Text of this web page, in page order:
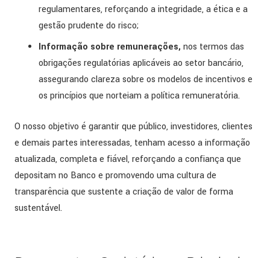
regulamentares, reforçando a integridade, a ética e a
gestão prudente do risco;
Informação sobre remunerações, nos termos das
obrigações regulatórias aplicáveis ao setor bancário,
assegurando clareza sobre os modelos de incentivos e
os princípios que norteiam a política remuneratória.
O nosso objetivo é garantir que público, investidores, clientes
e demais partes interessadas, tenham acesso a informação
atualizada, completa e fiável, reforçando a confiança que
depositam no Banco e promovendo uma cultura de
transparência que sustente a criação de valor de forma
sustentável.